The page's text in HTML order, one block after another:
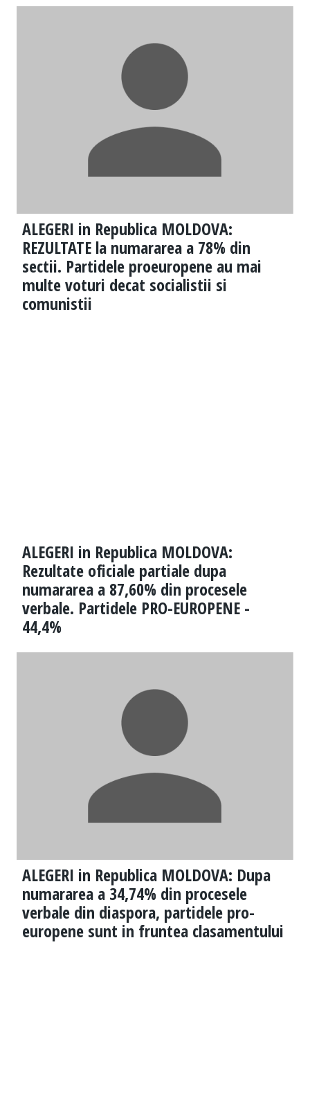
ALEGERI in Republica MOLDOVA:
REZULTATE la numararea a 78% din
sectii. Partidele proeuropene au mai
multe voturi decat socialistii si
comunistii
ALEGERI in Republica MOLDOVA:
Rezultate oficiale partiale dupa
numararea a 87,60% din procesele
verbale. Partidele PRO-EUROPENE -
44,4%
ALEGERI in Republica MOLDOVA: Dupa
numararea a 34,74% din procesele
verbale din diaspora, partidele pro-
europene sunt in fruntea clasamentului